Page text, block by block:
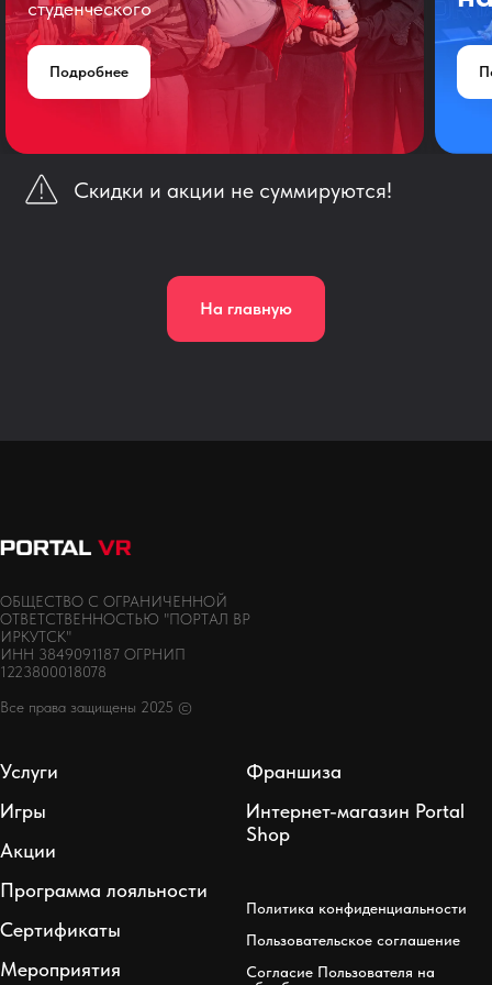
студенческого
Подробнее
Скидки и акции не суммируются!
На главную
ОБЩЕСТВО С ОГРАНИЧЕННОЙ
ОТВЕТСТВЕННОСТЬЮ "ПОРТАЛ ВР
ИРКУТСК"
ИНН 3849091187 ОГРНИП
1223800018078
Все права защищены 2025 ©
Услуги
Игры
Акции
Программа лояльности
Сертификаты
Мероприятия
Франшиза
Интернет-магазин Portal
Shop
Политика конфиденциальности
Пользовательское соглашение
Согласие Пользователя на